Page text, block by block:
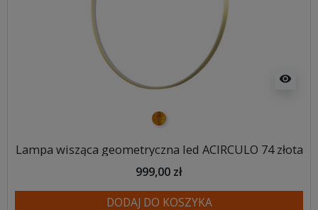
visibility
złoty
Lampa wisząca geometryczna led ACIRCULO 74 złota
999,00 zł
DODAJ DO KOSZYKA